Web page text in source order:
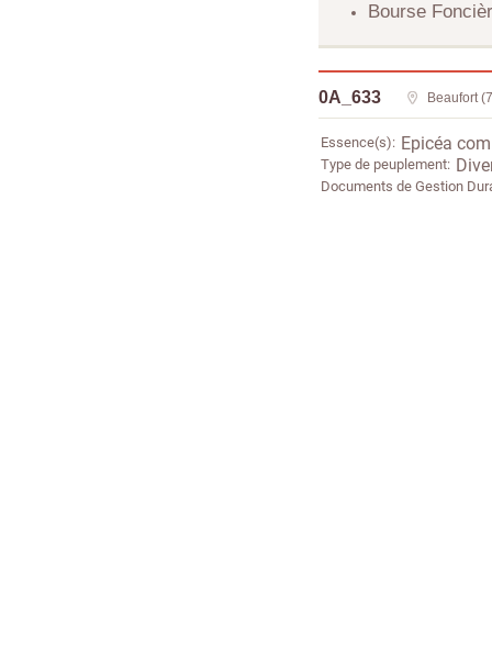
Bourse
0A_633 Beaufort
Essence(s) Epicéa
Type de peuplement
Documents de Gestion